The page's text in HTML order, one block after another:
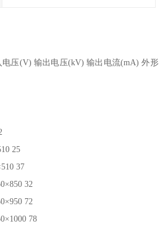
压(V) 输出电压(kV) 输出电流(mA) 外形
25
37
32
72
78